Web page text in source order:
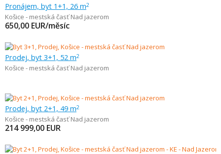
Pronájem, byt 1+1, 26 m2
Košice - mestská časť Nad jazerom
650,00 EUR/měsíc
Prodej, byt 3+1, 52 m2
Košice - mestská časť Nad jazerom
Prodej, byt 2+1, 49 m2
Košice - mestská časť Nad jazerom
214 999,00 EUR